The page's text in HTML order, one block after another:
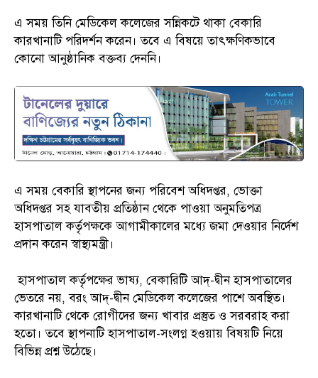
এ সময় তিনি মেডিকেল কলেজের সন্নিকটে থাকা বেকারি
কারখানাটি পরিদর্শন করেন। তবে এ বিষয়ে তাৎক্ষণিকভাবে
কোনো আনুষ্ঠানিক বক্তব্য দেননি।
এ সময় বেকারি স্থাপনের জন্য পরিবেশ অধিদপ্তর, ভোক্তা
অধিদপ্তর সহ যাবতীয় প্রতিষ্ঠান থেকে পাওয়া অনুমতিপত্র
হাসপাতাল কর্তৃপক্ষকে আগামীকালের মধ্যে জমা দেওয়ার নির্দেশ
প্রদান করেন স্বাস্থ্যমন্ত্রী।
হাসপাতাল কর্তৃপক্ষের ভাষ্য, বেকারিটি আদ্-দ্বীন হাসপাতালের
ভেতরে নয়, বরং আদ্-দ্বীন মেডিকেল কলেজের পাশে অবস্থিত।
কারখানাটি থেকে রোগীদের জন্য খাবার প্রস্তুত ও সরবরাহ করা
হতো। তবে স্থাপনাটি হাসপাতাল-সংলগ্ন হওয়ায় বিষয়টি নিয়ে
বিভিন্ন প্রশ্ন উঠেছে।